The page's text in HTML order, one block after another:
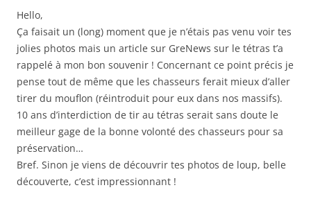
Hello,
Ça faisait un (long) moment que je n’étais pas venu voir tes
jolies photos mais un article sur GreNews sur le tétras t’a
rappelé à mon bon souvenir ! Concernant ce point précis je
pense tout de même que les chasseurs ferait mieux d’aller
tirer du mouflon (réintroduit pour eux dans nos massifs).
10 ans d’interdiction de tir au tétras serait sans doute le
meilleur gage de la bonne volonté des chasseurs pour sa
préservation…
Bref. Sinon je viens de découvrir tes photos de loup, belle
découverte, c’est impressionnant !